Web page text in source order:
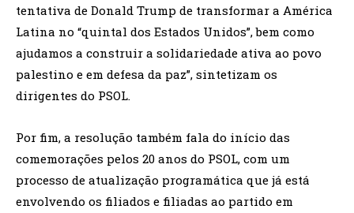
tentativa de Donald Trump de transformar a América
Latina no “quintal dos Estados Unidos”, bem como
ajudamos a construir a solidariedade ativa ao povo
palestino e em defesa da paz”, sintetizam os
dirigentes do PSOL.
Por fim, a resolução também fala do início das
comemorações pelos 20 anos do PSOL, com um
processo de atualização programática que já está
envolvendo os filiados e filiadas ao partido em